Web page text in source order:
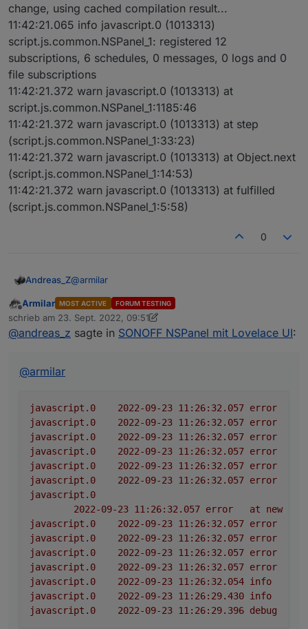
change, using cached compilation result...
11:42:21.065 info javascript.0 (1013313)
script.js.common.NSPanel_1: registered 12
subscriptions, 6 schedules, 0 messages, 0 logs and 0
file subscriptions
11:42:21.372 warn javascript.0 (1013313) at
script.js.common.NSPanel_1:1185:46
11:42:21.372 warn javascript.0 (1013313) at step
(script.js.common.NSPanel_1:33:23)
11:42:21.372 warn javascript.0 (1013313) at Object.next
(script.js.common.NSPanel_1:14:53)
11:42:21.372 warn javascript.0 (1013313) at fulfilled
(script.js.common.NSPanel_1:5:58)
0
Andreas_Z@armilar
javascript.0	2022-09-23 11:26:32.057
javascript.0	2022-09-23 11:26:32.057
javascript.0	2022-09-23 11:26:32.057
javascript.0	2022-09-23 11:26:32.057
javascript.0	2022-09-23 11:26:32.057
javascript.0	2022-09-23 11:26:32.057
javascript.0	2022-09-23 11:26:32.057
javascript.0	2022-09-23 11:26:32.054
javascript.0	2022-09-23 11:26:29.430
Nachtrag: Ich habe angefangen meine anderen
Scripte einmal zu deaktivieren, auf halber Strecke
script.js.common.NSPanel_1: source code did not
change, using cached compilation result...
11:42:21.065 info javascript.0 (1013313)
script.js.common.NSPanel_1: registered 12
subscriptions, 6 schedules, 0 messages, 0 logs and
0 file subscriptions
11:42:21.372 warn javascript.0 (1013313) at
script.js.common.NSPanel_1:1185:46
11:42:21.372 warn javascript.0 (1013313) at step
(script.js.common.NSPanel_1:33:23)
11:42:21.372 warn javascript.0 (1013313) at
Object.next (script.js.common.NSPanel_1:14:53)
11:42:21.372 warn javascript.0 (1013313) at fulfilled
(script.js.common.NSPanel_1:5:58)
Offline
Armilar MOST ACTIVE FORUM TESTING
schrieb am 23. Sept. 2022, 09:51
zuletzt editiert von Armilar
@andreas_z sagte in SONOFF NSPanel mit Lovelace UI:
@armilar
javascript.0 error
javascript.0
error
javascript.0
error
javascript.0
error
javascript.0
error
javascript.0
error
javascript.0
error at new
javascript.0
error
javascript.0
error
javascript.0
error
javascript.0
error
javascript.0
info
javascript.0
info
javascript.0
debug